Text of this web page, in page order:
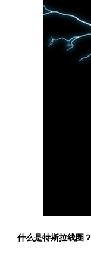
什么是特斯拉线圈？